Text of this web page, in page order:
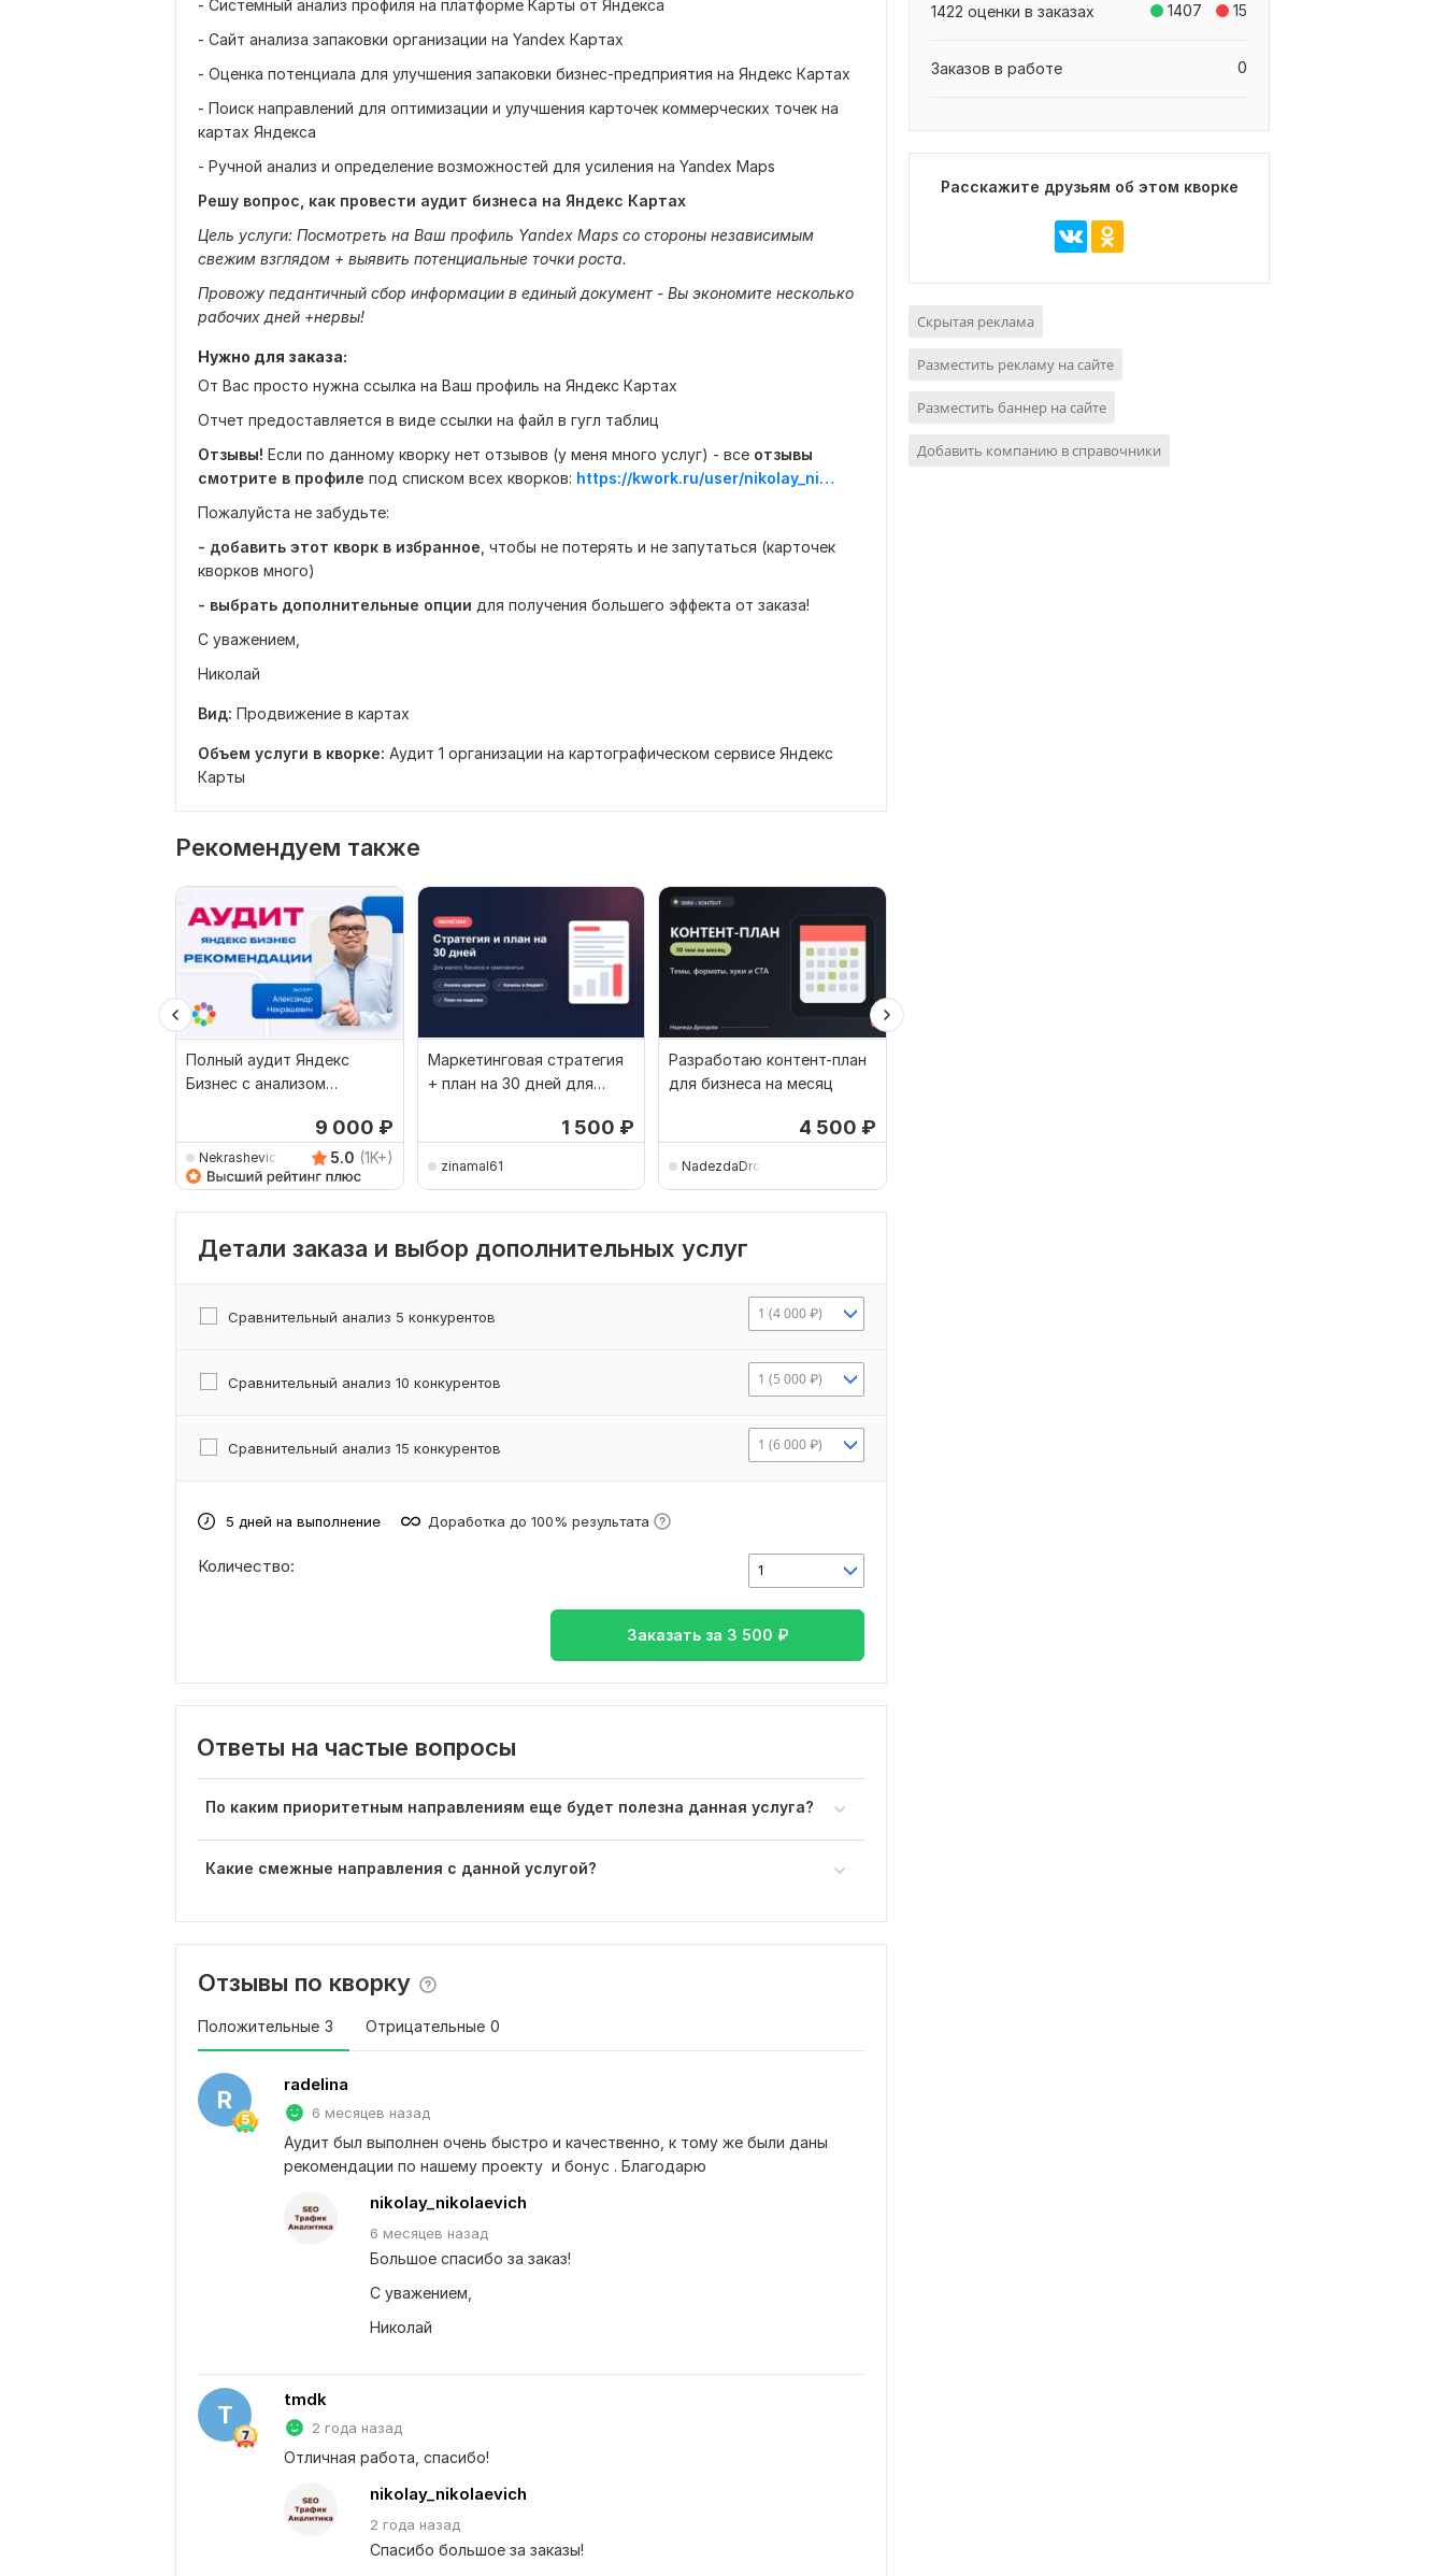
- Системный анализ профиля на платформе Карты от Яндекса
- Сайт анализа запаковки организации на Yandex Картах
- Оценка потенциала для улучшения запаковки бизнес-предприятия на Яндекс Картах
- Поиск направлений для оптимизации и улучшения карточек коммерческих точек на
картах Яндекса
- Ручной анализ и определение возможностей для усиления на Yandex Maps
Решу вопрос, как провести аудит бизнеса на Яндекс Картах
Цель услуги: Посмотреть на Ваш профиль Yandex Maps со стороны независимым
свежим взглядом + выявить потенциальные точки роста.
Провожу педантичный сбор информации в единый документ - Вы экономите несколько
рабочих дней +нервы!
Нужно для заказа:
От Вас просто нужна ссылка на Ваш профиль на Яндекс Картах
Отчет предоставляется в виде ссылки на файл в гугл таблиц
Отзывы! Если по данному кворку нет отзывов (у меня много услуг) - все отзывы
смотрите в профиле под списком всех кворков:
https://kwork.ru/user/nikolay_nikolaevich
Пожалуйста не забудьте:
- добавить этот кворк в избранное , чтобы не потерять и не запутаться (карточек
кворков много)
- выбрать дополнительные опции для получения большего эффекта от заказа!
С уважением,
Николай
Вид: Продвижение в картах
Объем услуги в кворке: Аудит 1 организации на картографическом сервисе Яндекс
Карты
Рекомендуем также
Полный аудит Яндекс
Бизнес с анализом
9 000 ₽
Nekrashevich_Alex 5.0 (1K+)
Маркетинговая стратегия
+ план на 30 дней для
1 500 ₽
zinamal61
Разработаю контент-план
для бизнеса на месяц
4 500 ₽
NadezdaDrozdova
Детали заказа и выбор дополнительных услуг
Сравнительный анализ 5 конкурентов 1 (4 000 ₽)
Сравнительный анализ 10 конкурентов 1 (5 000 ₽)
Сравнительный анализ 15 конкурентов 1 (6 000 ₽)
5 дней на выполнение Доработка до 100% результата
1
Количество:
Заказать за 3 500 ₽
Ответы на частые вопросы
По каким приоритетным направлениям еще будет полезна данная услуга?
Какие смежные направления с данной услугой?
Отзывы по кворку
Положительные 3 Отрицательные 0
R
radelina
6 месяцев назад
Аудит был выполнен очень быстро и качественно, к тому же были даны
рекомендации по нашему проекту  и бонус . Благодарю
nikolay_nikolaevich
6 месяцев назад
Большое спасибо за заказ!
С уважением,
Николай
T
tmdk
2 года назад
Отличная работа, спасибо!
nikolay_nikolaevich
2 года назад
Спасибо большое за заказы!
1407 15
1422 оценки в заказах
0
Заказов в работе
Расскажите друзьям об этом кворке
Скрытая реклама
Разместить рекламу на сайте
Разместить баннер на сайте
Добавить компанию в справочники